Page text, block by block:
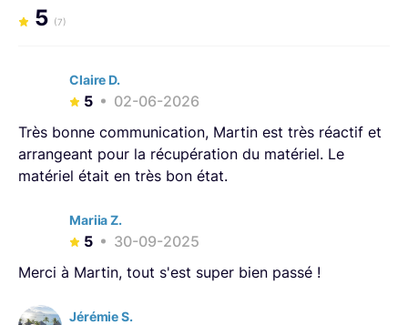
5 (7)
Claire D.
5
02-06-2026
Très bonne communication, Martin est très réactif et
arrangeant pour la récupération du matériel. Le
matériel était en très bon état.
Mariia Z.
5
30-09-2025
Merci à Martin, tout s'est super bien passé !
Jérémie S.